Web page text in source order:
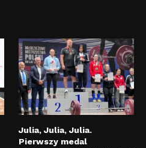
Julia, Julia, Julia.
Pierwszy medal